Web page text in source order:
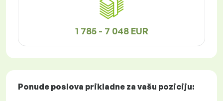
1 785 - 7 048 EUR
Ponude poslova prikladne za vašu poziciju: